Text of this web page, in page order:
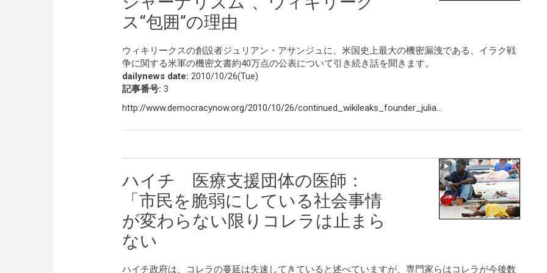
ス“包囲”の理由
ウィキリークスの創設者ジュリアン・アサンジュに、米国史上最大の機密漏洩である、イラク戦
争に関する米軍の機密文書約40万点の公表について引き続き話を聞きます。
dailynews date: 2010/10/26(Tue)
記事番号: 3
http://www.democracynow.org/2010/10/26/continued_wikileaks_founder_julia...
ハイチ 医療支援団体の医師：
「市民を脆弱にしている社会事情
が変わらない限りコレラは止まら
ない
ハイチ政府は、コレラの蔓延は失速してきていると述べていますが、専門家らはコレラが今後数